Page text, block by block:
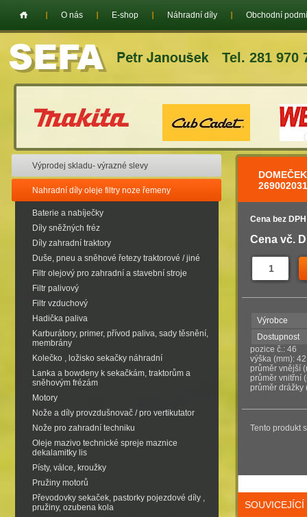
Tel. 281 970
O nás E-shop Náhradní díly Obchodní
Výprodej skladu- výrazné slevy
Nahradní díly oleje filtry noze řemeny
Baterie a nabíječky
Díly sněžných fréz
Díly zahradní traktory
Duše, pneu a sněhové řetezy traktorové / jiné
Filtr olejový pro zahradní a stavební stroje
Filtr palivový
Filtr vzduchový
Hadička paliva
Karburátory, primer, přívod paliva, sady těsnění,
membrány
Kolečko , ložisko sekačky náhradní
Lanka a bowdeny k sekačkám, traktorům a
sněhovým frézám
Motory
Nože a díly provzdušnovač / pro vertikutator
Nože pro zahradní techniku
Oleje mazivo technické spreje maznice
dekalamitky lis
Písty, válce, kroužky
Pružiny motorů
Převodovky sekaček, pastorky pojezdové díly ,
pružiny, ozubena kola
Cena bez
Cena vč.
Výrobce
Dostupnost
pozice č.: 46
výška (mm):
průměr vnější
průměr vnitřní
průměr drážky
Tento produkt